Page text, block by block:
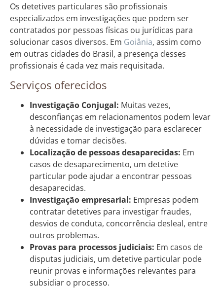
Os detetives particulares são profissionais
especializados em investigações que podem ser
contratados por pessoas físicas ou jurídicas para
solucionar casos diversos. Em Goiânia, assim como
em outras cidades do Brasil, a presença desses
profissionais é cada vez mais requisitada.
Serviços oferecidos
Investigação Conjugal: Muitas vezes,
desconfianças em relacionamentos podem levar
à necessidade de investigação para esclarecer
dúvidas e tomar decisões.
Localização de pessoas desaparecidas: Em
casos de desaparecimento, um detetive
particular pode ajudar a encontrar pessoas
desaparecidas.
Investigação empresarial: Empresas podem
contratar detetives para investigar fraudes,
desvios de conduta, concorrência desleal, entre
outros problemas.
Provas para processos judiciais: Em casos de
disputas judiciais, um detetive particular pode
reunir provas e informações relevantes para
subsidiar o processo.